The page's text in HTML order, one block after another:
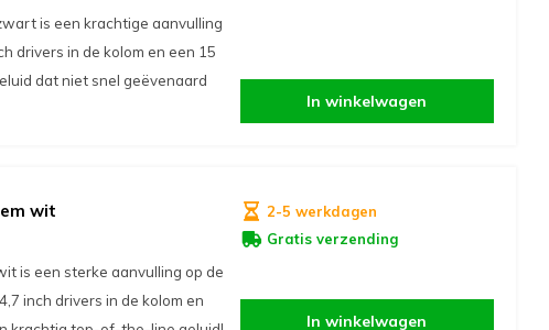
is een krachtige aanvulling
drivers in de kolom en een 15
dat niet snel geëvenaard
In winkelwagen
wit
is een sterke aanvulling op de
inch drivers in de kolom en
2-5 werkdagen
Gratis verzending
In winkelwagen